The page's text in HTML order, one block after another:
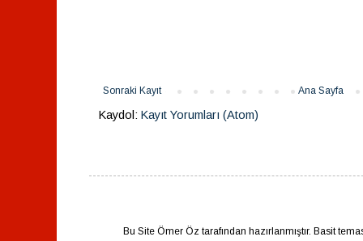
Sonraki Kayıt Ana Sayfa
Kaydol: Kayıt Yorumları (Atom)
Bu Site Ömer Öz tarafından hazırlanmıştır. Basit